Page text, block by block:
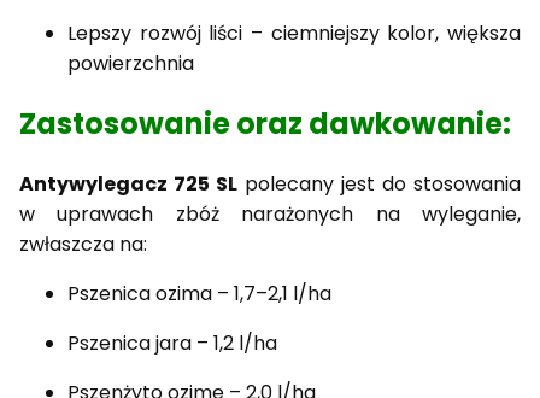
Lepszy rozwój liści – ciemniejszy kolor, większa
powierzchnia
Zastosowanie oraz dawkowanie:
Antywylegacz 725 SL polecany jest do stosowania
w uprawach zbóż narażonych na wyleganie,
zwłaszcza na:
Pszenica ozima – 1,7–2,1 l/ha
Pszenica jara – 1,2 l/ha